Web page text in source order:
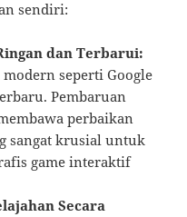
sendiri:
dan Terbarui:
seperti Google
Pembaruan
perbaikan
sangat krusial untuk
game interaktif
Secara